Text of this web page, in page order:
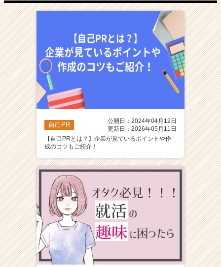
ウ
届
く
就
活
イ
ト
チ
ャ
リ
ア
（C
h
e
e
r
C
a
r
e
e
自己PR
公開日：2024年04月12日
更新日：2026年05月11日
【自己PRとは？】企業が見ているポイントや作
成のコツもご紹介！